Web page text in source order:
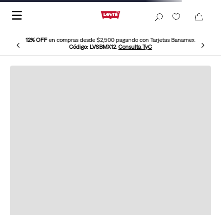
12% OFFen compras desde $2,500 pagando con Tarjetas Banamex.
Código: LVSBMX12. Consulta TyC